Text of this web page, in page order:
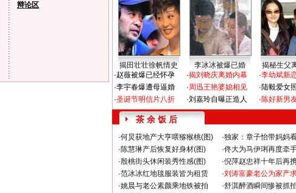
辩论区
揭田壮壮徐帆情史 李冰冰被爆已婚
揭秘生父
·赵薇被爆已经怀孕
·李宇春爆遭母逼婚
·圣诞节明信片八折
·揭刘晓庆离婚内幕
·周迅王艳婆媳相见
·刘嘉玲自曝正造人
·李幼斌新
·陆毅爱女
·陈好新男
茶 余 饭 后
·何炅获地产大亨喂猕猴桃(图) ·独家：章子怡带妈妈
·陈慧琳产后恢复好身材(图) ·佟大为马伊琍再度牵
·殷桃街头休闲装秀性感(图) ·倪萍赵忠祥十年后再
·范冰冰红地毯服装皆为租赁 ·刘涛富豪老公为家产
·姚晨与老公素颜乘地铁被拍 ·舒淇醉酒瞬间惨被抓